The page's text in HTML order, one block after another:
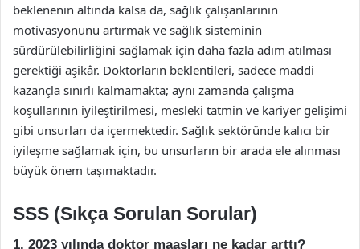
beklenenin altında kalsa da, sağlık çalışanlarının
motivasyonunu artırmak ve sağlık sisteminin
sürdürülebilirliğini sağlamak için daha fazla adım atılması
gerektiği aşikâr. Doktorların beklentileri, sadece maddi
kazançla sınırlı kalmamakta; aynı zamanda çalışma
koşullarının iyileştirilmesi, mesleki tatmin ve kariyer gelişimi
gibi unsurları da içermektedir. Sağlık sektöründe kalıcı bir
iyileşme sağlamak için, bu unsurların bir arada ele alınması
büyük önem taşımaktadır.
SSS (Sıkça Sorulan Sorular)
1. 2023 yılında doktor maaşları ne kadar arttı?